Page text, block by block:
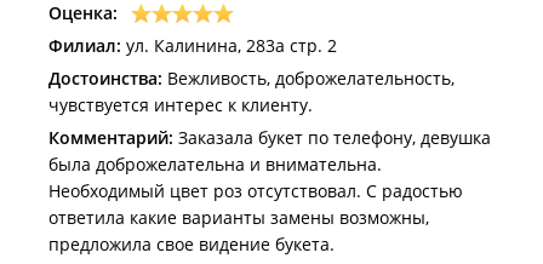
Оценка:
Филиал: ул. Калинина, 283а стр. 2
Достоинства: Вежливость, доброжелательность,
чувствуется интерес к клиенту.
Комментарий: Заказала букет по телефону, девушка
была доброжелательна и внимательна.
Необходимый цвет роз отсутствовал. С радостью
ответила какие варианты замены возможны,
предложила свое видение букета.